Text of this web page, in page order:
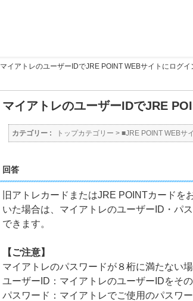
マイアトレのユーザーIDでJRE POINT WEBサイトにログ
マイアトレのユーザーIDでJRE
カテゴリー : トップカテゴリー > ■JRE POINT WEBサ
回答
旧アトレカードまたはJRE POINTカード
いた場合は、マイアトレのユーザーID・パ
できます。
【ご注意】
マイアトレのパスワードが８桁に満たない
ユーザーID：マイアトレのユーザーIDをそ
パスワード：マイアトレでご使用のパスワ